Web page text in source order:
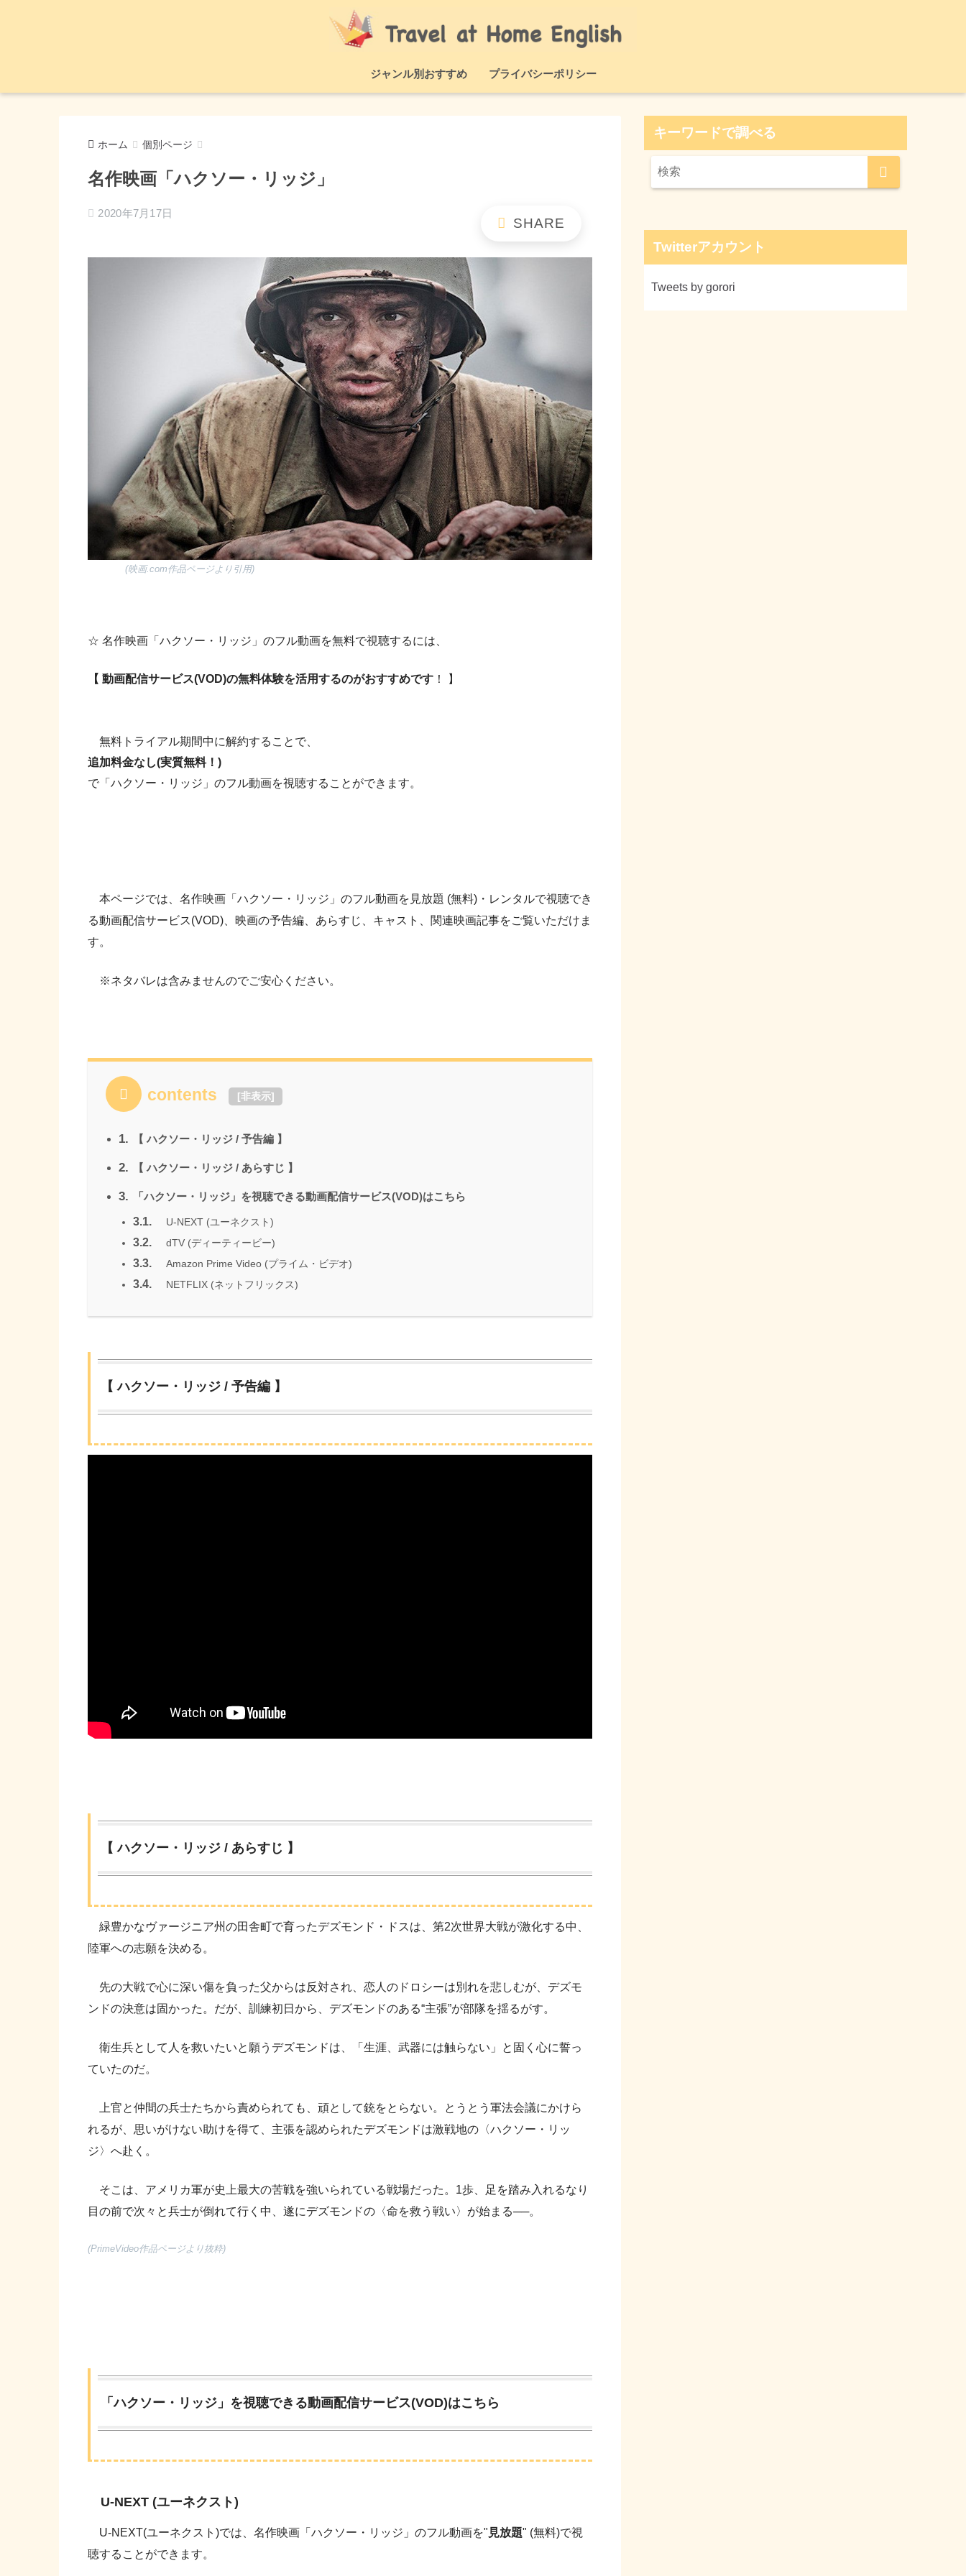
ジャンル別おすすめ プライバシーポリシー
ホーム 個別ページ
名作映画「ハクソー・リッジ」
2020年7月17日
(映画.com作品ページより引用)
☆ 名作映画「ハクソー・リッジ」のフル動画を無料で視聴するには、
【 動画配信サービス(VOD)の無料体験を活用するのがおすすめです ！ 】
無料トライアル期間中に解約することで、
追加料金なし(実質無料！)
で「ハクソー・リッジ」のフル動画を視聴することができます。
本ページでは、名作映画「ハクソー・リッジ」のフル動画を見放題 (無料)・レンタルで視聴でき
る動画配信サービス(VOD)、映画の予告編、あらすじ、キャスト、関連映画記事をご覧いただけま
す。
※ネタバレは含みませんのでご安心ください。
contents [非表示]
1. 【 ハクソー・リッジ / 予告編 】
2. 【 ハクソー・リッジ / あらすじ 】
3. 「ハクソー・リッジ」を視聴できる動画配信サービス(VOD)はこちら
3.1. U-NEXT (ユーネクスト)
3.2. dTV (ディーティービー)
3.3. Amazon Prime Video (プライム・ビデオ)
3.4. NETFLIX (ネットフリックス)
【 ハクソー・リッジ / 予告編 】
【 ハクソー・リッジ / あらすじ 】
緑豊かなヴァージニア州の田舎町で育ったデズモンド・ドスは、第2次世界大戦が激化する中、
陸軍への志願を決める。
先の大戦で心に深い傷を負った父からは反対され、恋人のドロシーは別れを悲しむが、デズモ
ンドの決意は固かった。だが、訓練初日から、デズモンドのある“主張”が部隊を揺るがす。
衛生兵として人を救いたいと願うデズモンドは、「生涯、武器には触らない」と固く心に誓っ
ていたのだ。
上官と仲間の兵士たちから責められても、頑として銃をとらない。とうとう軍法会議にかけら
れるが、思いがけない助けを得て、主張を認められたデズモンドは激戦地の〈ハクソー・リッ
ジ〉へ赴く。
そこは、アメリカ軍が史上最大の苦戦を強いられている戦場だった。1歩、足を踏み入れるなり
目の前で次々と兵士が倒れて行く中、遂にデズモンドの〈命を救う戦い〉が始まる──。
(PrimeVideo作品ページより抜粋)
「ハクソー・リッジ」を視聴できる動画配信サービス(VOD)はこちら
U-NEXT (ユーネクスト)
U-NEXT(ユーネクスト)では、名作映画「ハクソー・リッジ」のフル動画を" 見放題" (無料)で視
聴することができます。
キーワードで調べる
Twitterアカウント
Tweets by gorori